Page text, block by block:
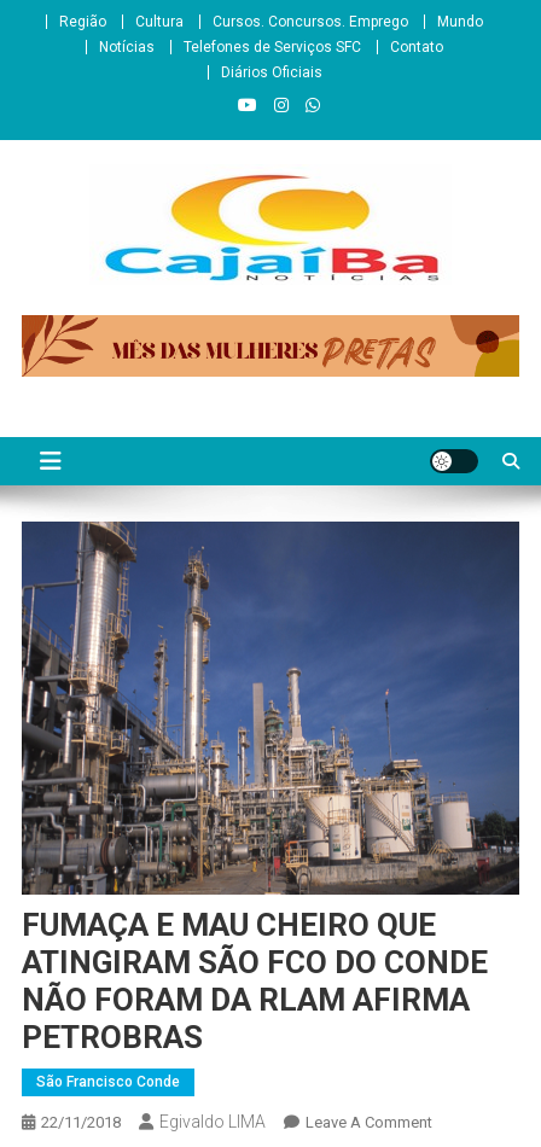
Região Cultura Cursos. Concursos. Emprego
Mundo
Notícias
Telefones de Serviços SFC
Contato
Diários Oficiais
CajaíbaNotícias
FUMAÇA E MAU CHEIRO QUE
ATINGIRAM SÃO FCO DO CONDE
NÃO FORAM DA RLAM AFIRMA
PETROBRAS
São Francisco Conde
22/11/2018 Egivaldo LIMA Leave A CommentOn